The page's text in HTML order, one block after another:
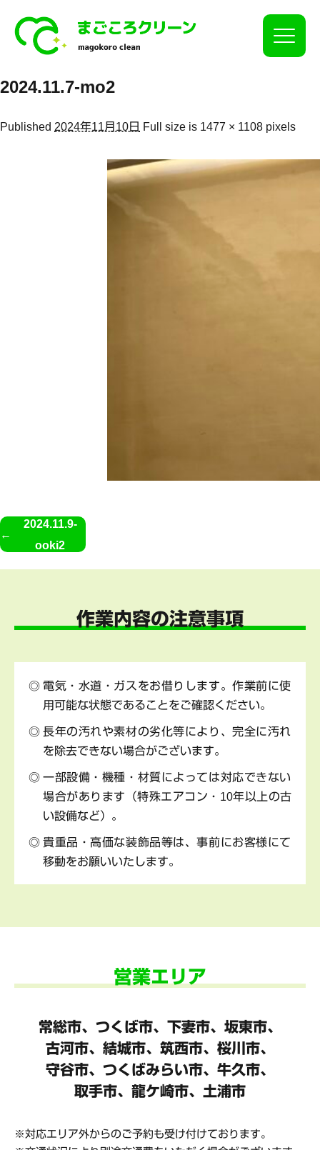
Click
2024.11.7-mo2
Published 2024年11月10日 Full size is 1477 × 1108 pixels
2024.11.9-
ooki2
作業内容の注意事項
電気・水道・ガスをお借りします。作業前に使
用可能な状態であることをご確認ください。
長年の汚れや素材の劣化等により、完全に汚れ
を除去できない場合がございます。
一部設備・機種・材質によっては対応できない
場合があります（特殊エアコン・10年以上の古
い設備など）。
貴重品・高価な装飾品等は、事前にお客様にて
移動をお願いいたします。
営業エリア
常総市、つくば市、下妻市、坂東市、
古河市、結城市、筑西市、桜川市、
守谷市、 つくばみらい市、牛久市、
取手市、龍ケ崎市、土浦市
対応エリア外からのご予約も受け付けております。